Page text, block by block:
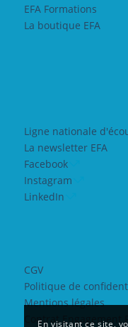
EFA Formations
La boutique EFA
Ligne nationale
La newsletter EFA
Facebook
Instagram
LinkedIn
CGV
Politique de
Mentions légales
Contrat Engagement
En visitant ce site,